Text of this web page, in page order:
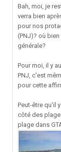
Bah, moi, je
verra bien
pour nos
(PNJ)? où
générale?
Pour moi, il y
PNJ, c'est
pour cette
Peut-être qu'il
côté des
plage dans